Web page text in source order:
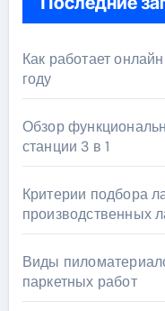
Как работает
году
Обзор
станции 3 в 1
Критерии подбора
производственных
Виды
паркетных работ